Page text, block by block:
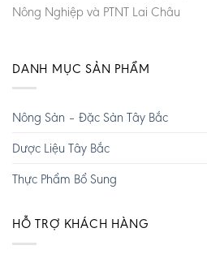
Nông Nghiệp và PTNT Lai Châu
DANH MỤC SẢN PHẨM
Nông Sản – Đặc Sản Tây Bắc
Dược Liệu Tây Bắc
Thực Phẩm Bổ Sung
HỖ TRỢ KHÁCH HÀNG